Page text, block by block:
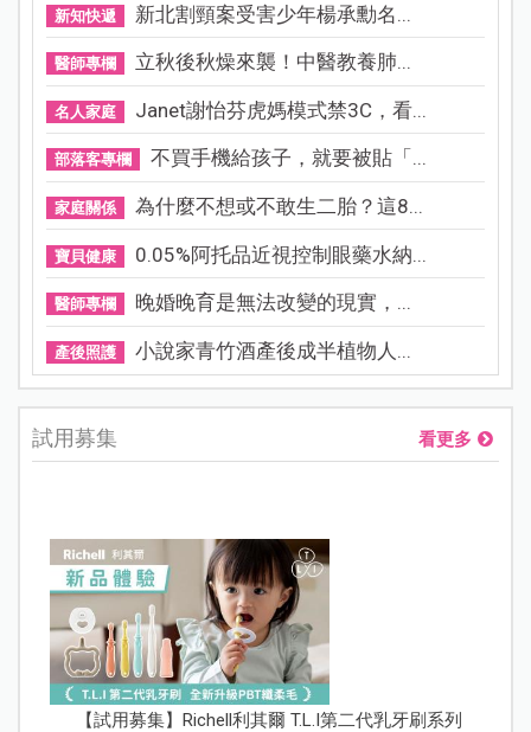
新知快遞 新北割頸案受害少年楊承勳名...
醫師專欄 立秋後秋燥來襲！中醫教養肺...
名人家庭 Janet謝怡芬虎媽模式禁3C，看...
部落客專欄 不買手機給孩子，就要被貼「...
家庭關係 為什麼不想或不敢生二胎？這8...
寶貝健康 0.05%阿托品近視控制眼藥水納...
醫師專欄 晚婚晚育是無法改變的現實，...
產後照護 小說家青竹酒產後成半植物人...
試用募集 看更多
【試用募集】Richell利其爾 T.L.I第二代乳牙刷系列